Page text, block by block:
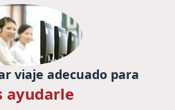
(1) ,
, Luang Prabang (1) ,
Tailândia (1) ,
viagem ao
de viajes vietnam (34) ,
a vietnam
viaje adecuado para
ayudarle